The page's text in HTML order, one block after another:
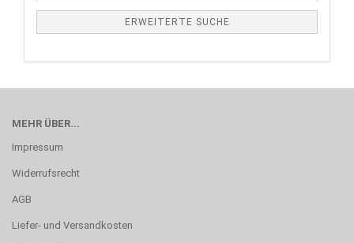
ERWEITERTE SUCHE
MEHR ÜBER...
Impressum
Widerrufsrecht
AGB
Liefer- und Versandkosten